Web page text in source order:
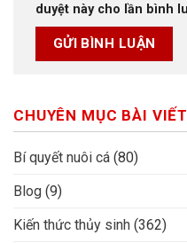
duyệt này cho lần bình
CHUYÊN MỤC BÀI VIẾT
Bí quyết nuôi cá (80)
Blog (9)
Kiến thức thủy sinh (362)